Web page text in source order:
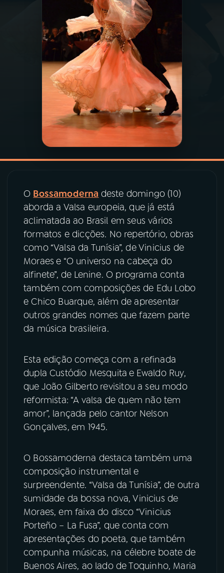
PODCASTS
VIDEOCASTS
ÚLTIMAS
PRÊMIO RÁDIO MEC
ACOMPANHE A RÁDIO MEC
Instagram X
TikTok
O Bossamoderna deste domingo (10)
aborda a Valsa europeia, que já está
aclimatada ao Brasil em seus vários
formatos e dicções. No repertório, obras
como “Valsa da Tunísia”, de Vinicius de
Moraes e “O universo na cabeça do
alfinete”, de Lenine. O programa conta
também com composições de Edu Lobo
e Chico Buarque, além de apresentar
outros grandes nomes que fazem parte
da música brasileira.
Esta edição começa com a refinada
dupla Custódio Mesquita e Ewaldo Ruy,
que João Gilberto revisitou a seu modo
reformista: “A valsa de quem não tem
amor”, lançada pelo cantor Nelson
Gonçalves, em 1945.
O Bossamoderna destaca também uma
composição instrumental e
surpreendente. “Valsa da Tunísia”, de outra
sumidade da bossa nova, Vinicius de
Moraes, em faixa do disco “Vinicius
Porteño – La Fusa”, que conta com
apresentações do poeta, que também
compunha músicas, na célebre boate de
Buenos Aires, ao lado de Toquinho, Maria